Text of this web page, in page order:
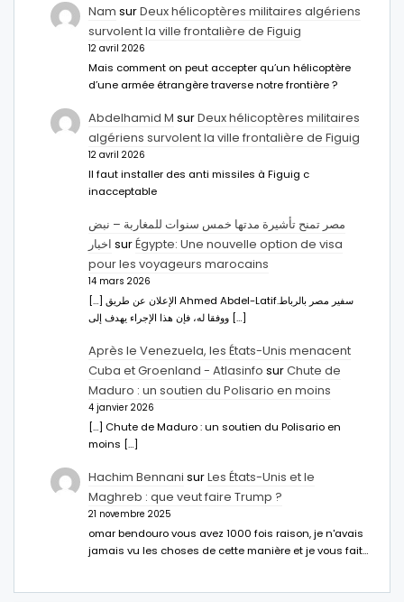
Nam surDeux hélicoptères militaires algériens
survolent la ville frontalière de Figuig
12 avril 2026
Mais comment on peut accepter qu’un hélicoptère
d’une armée étrangère traverse notre frontière ?
Abdelhamid M surDeux hélicoptères militaires
algériens survolent la ville frontalière de Figuig
12 avril 2026
Il faut installer des anti missiles à Figuig c
inacceptable
مصر تمنح تأشيرة مدتها خمس سنوات للمغاربة – نبض
اخبار surÉgypte: Une nouvelle option de visa
pour les voyageurs marocains
14 mars 2026
[…] الإعلان عن طريق Ahmed Abdel-Latifسفير مصر بالرباط.
ووفقا له، فإن هذا الإجراء يهدف إلى […]
Après le Venezuela, les États-Unis menacent
Cuba et Groenland - Atlasinfo surChute de
Maduro : un soutien du Polisario en moins
4 janvier 2026
[…] Chute de Maduro : un soutien du Polisario en
moins […]
Hachim Bennani surLes États-Unis et le
Maghreb : que veut faire Trump ?
21 novembre 2025
omar bendouro vous avez 1000 fois raison, je n'avais
jamais vu les choses de cette manière et je vous fait…